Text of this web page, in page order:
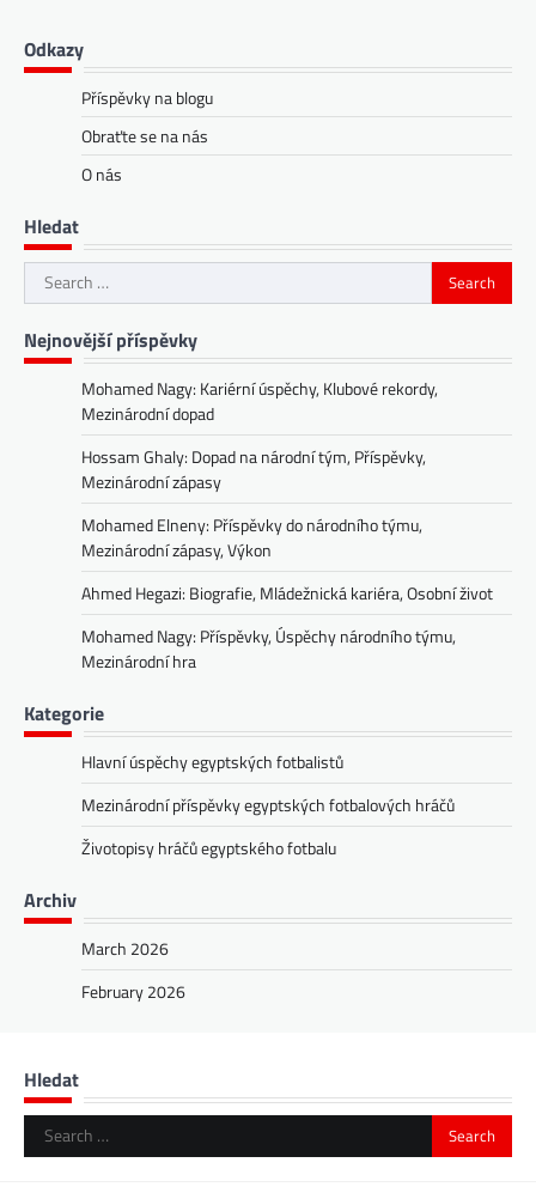
Odkazy
Příspěvky na blogu
Obraťte se na nás
O nás
Hledat
Search
for:
Nejnovější příspěvky
Mohamed Nagy: Kariérní úspěchy, Klubové rekordy,
Mezinárodní dopad
Hossam Ghaly: Dopad na národní tým, Příspěvky,
Mezinárodní zápasy
Mohamed Elneny: Příspěvky do národního týmu,
Mezinárodní zápasy, Výkon
Ahmed Hegazi: Biografie, Mládežnická kariéra, Osobní život
Mohamed Nagy: Příspěvky, Úspěchy národního týmu,
Mezinárodní hra
Kategorie
Hlavní úspěchy egyptských fotbalistů
Mezinárodní příspěvky egyptských fotbalových hráčů
Životopisy hráčů egyptského fotbalu
Archiv
March 2026
February 2026
Hledat
Search
for: